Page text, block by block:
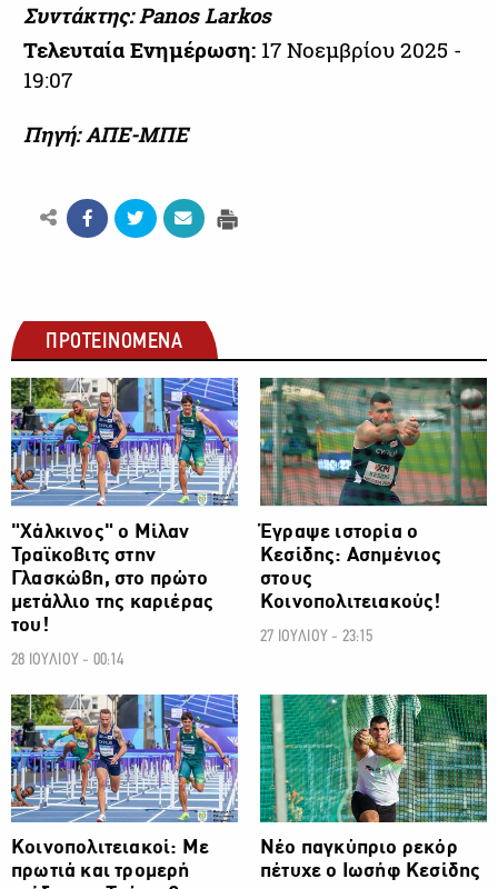
Συντάκτης: Panos Larkos
Τελευταία Ενημέρωση: 17 Νοεμβρίου 2025 -
19:07
Πηγή: ΑΠΕ-ΜΠΕ
ΠΡΟΤΕΙΝΟΜΕΝΑ
ΑΛΛΑ ΣΠΟΡ
"Χάλκινος" ο Μίλαν
Τραϊκοβιτς στην
Γλασκώβη, στο πρώτο
μετάλλιο της καριέρας
του!
28 ΙΟΥΛΙΟΥ - 00:14
ΑΛΛΑ ΣΠΟΡ
Έγραψε ιστορία ο
Κεσίδης: Ασημένιος
στους
Κοινοπολιτειακούς!
27 ΙΟΥΛΙΟΥ - 23:15
ΑΛΛΑ ΣΠΟΡ
Κοινοπολιτειακοί: Με
πρωτιά και τρομερή
ΑΛΛΑ ΣΠΟΡ
Νέο παγκύπριο ρεκόρ
πέτυχε ο Ιωσήφ Κεσίδης